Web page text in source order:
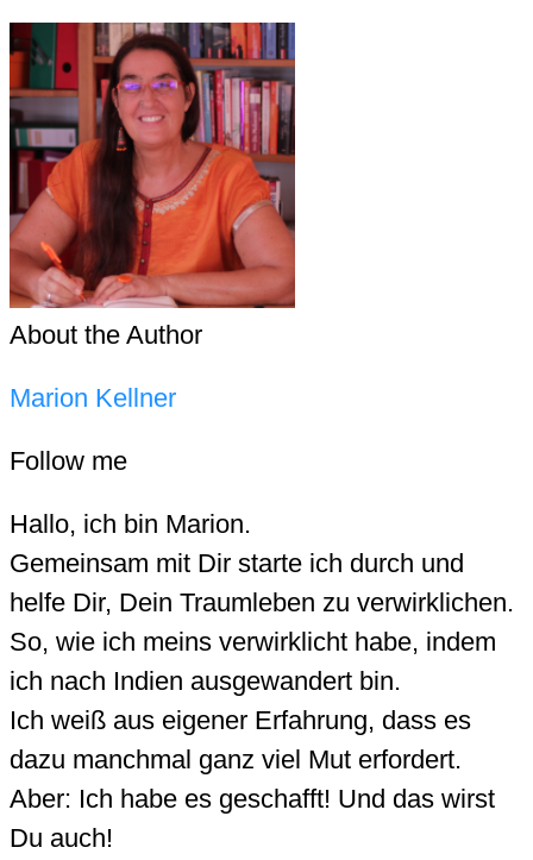
About the Author
Marion Kellner
Follow me
Hallo, ich bin Marion.
Gemeinsam mit Dir starte ich durch und
helfe Dir, Dein Traumleben zu verwirklichen.
So, wie ich meins verwirklicht habe, indem
ich nach Indien ausgewandert bin.
Ich weiß aus eigener Erfahrung, dass es
dazu manchmal ganz viel Mut erfordert.
Aber: Ich habe es geschafft! Und das wirst
Du auch!